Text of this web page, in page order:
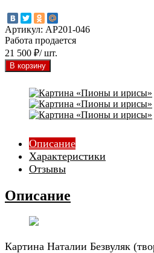
Артикул: AP201-046
Работа продается
21 500 ₽/ шт.
Описание
Характеристики
Отзывы
Описание
Картина Наталии Безвуляк (